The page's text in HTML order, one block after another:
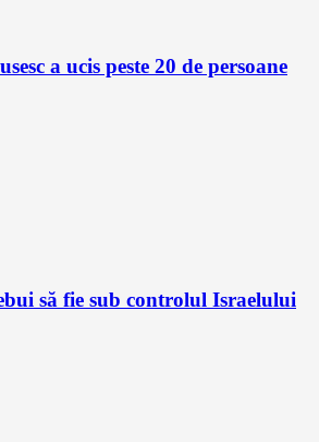
a ucis peste 20 de persoane
să fie sub controlul Israelului